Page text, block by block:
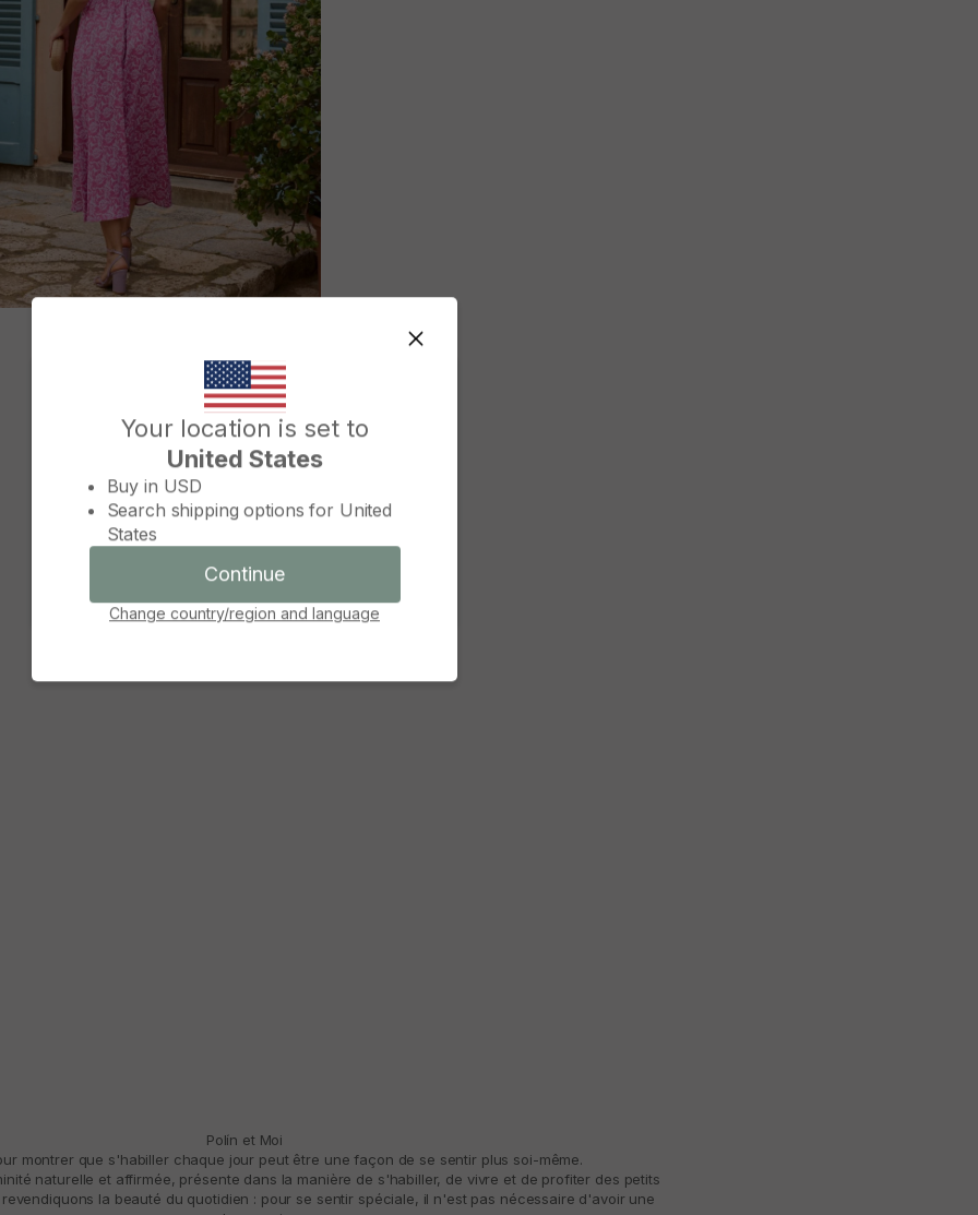
Your location is set to
United States
Buy in USD
Search shipping options for United
States
Continue
Change country/region and language
Change country/region
Continue
Polín et Moi
montrer que s'habiller chaque jour peut être une façon de se sentir plus soi-même.
naturelle et affirmée, présente dans la manière de s'habiller, de vivre et de profiter des petits
la beauté du quotidien : pour se sentir spéciale, il n'est pas nécessaire d'avoir une